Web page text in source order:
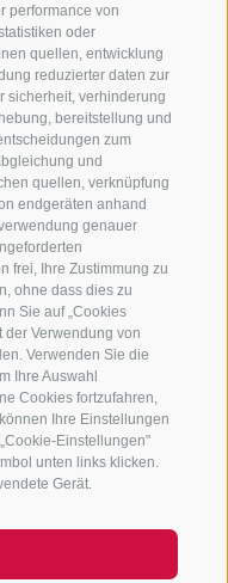
performance von
oder
quellen, entwicklung
reduzierter daten zur
sicherheit, verhinderung
bereitstellung und
zum
und
quellen, verknüpfung
endgeräten anhand
genauer
frei, Ihre Zustimmung zu
ohne dass dies zu
Sie auf „Cookies
der Verwendung von
Verwenden Sie die
Ihre Auswahl
Cookies fortzufahren,
Ihre Einstellungen
Einstellungen"
unten links klicken.
Gerät.
UNS
325